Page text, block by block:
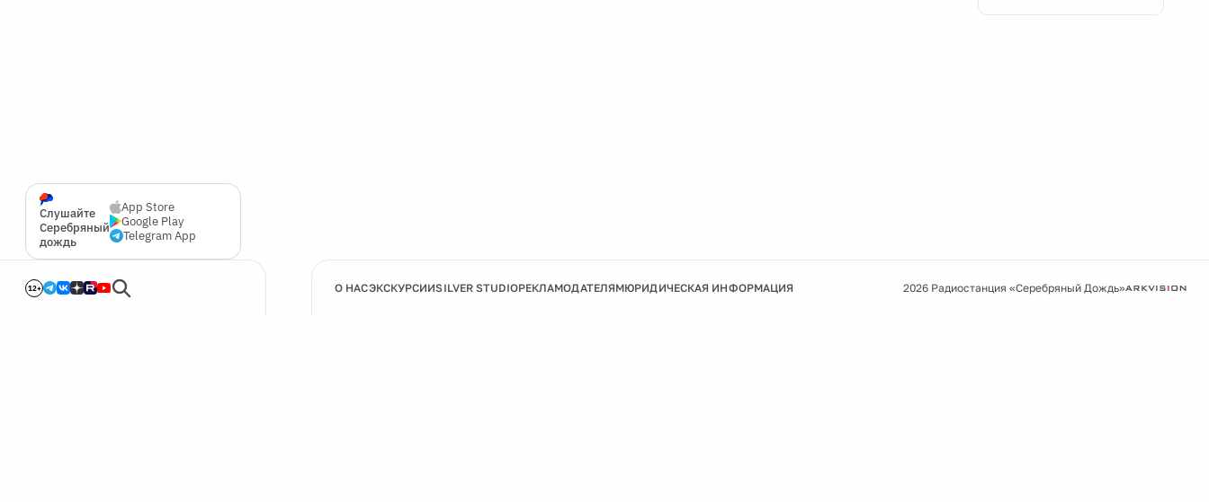
Слушайте
Серебряный
дождь
App Store
Google Play
Telegram App
12+ О НАСЭКСКУРСИИSILVER STUDIOРЕКЛАМОДАТЕЛЯМЮРИДИЧЕСКАЯ ИНФОРМАЦИЯ 2026 Радиостанция «Серебряный Дождь»